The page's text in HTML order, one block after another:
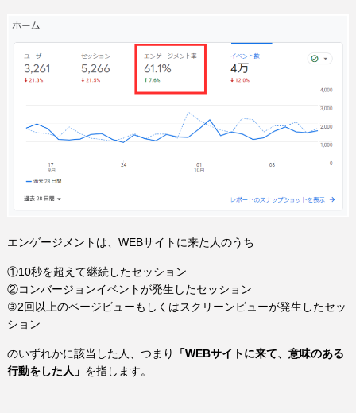
エンゲージメントは、WEBサイトに来た人のうち
①10秒を超えて継続したセッション
②コンバージョンイベントが発生したセッション
③2回以上のページビューもしくはスクリーンビューが発生したセッ
ション
のいずれかに該当した人、つまり
「WEBサイトに来て、意味のある
行動をした人」 を指します。